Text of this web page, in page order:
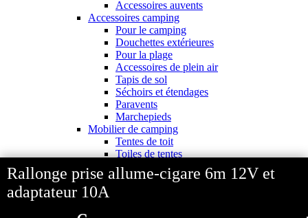
Rallonge prise allume-cigare 6m 12V et
adaptateur 10A
Accessoires auvents
Accessoires camping
Pour le camping
Douchettes extérieures
Pour la plage
Accessoires de plein air
Tapis de sol
Séchoirs et étendages
Paravents
Marchepieds
Mobilier de camping
Tentes de toit
Toiles de tentes
Fauteuils et Chaises
Relax et bains de soleil